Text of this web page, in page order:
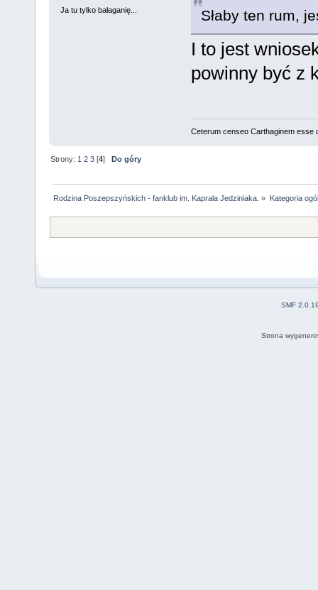
Ja tu tylko bałaganię...
Słaby ten rum,
I to jest
powinny być z
Ceterum censeo Carthaginem esse
Strony: 1 2 3 [4] Do góry
Rodzina Poszepszyńskich - fanklub im. Kaprala Jedziniaka. » Kategoria
SMF
Strona